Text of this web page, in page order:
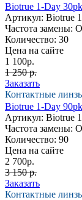
Biotrue 1-Day 30pk
Артикул: Biotrue
Частота замены:
Количество: 30
Цена на сайте
1 100р.
1 250 р.
Заказать
Контактные
Biotrue 1-Day 90pk
Артикул: Biotrue
Частота замены:
Количество: 90
Цена на сайте
2 700р.
3 150 р.
Заказать
Контактные